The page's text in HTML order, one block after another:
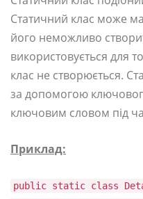
Статичний клас може
його неможливо
використовується для
клас не створюється.
за допомогою
ключовим словом під
Приклад:
public static class